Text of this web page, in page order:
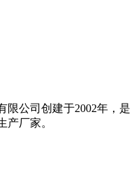
限公司创建于2002年，是
产厂家。